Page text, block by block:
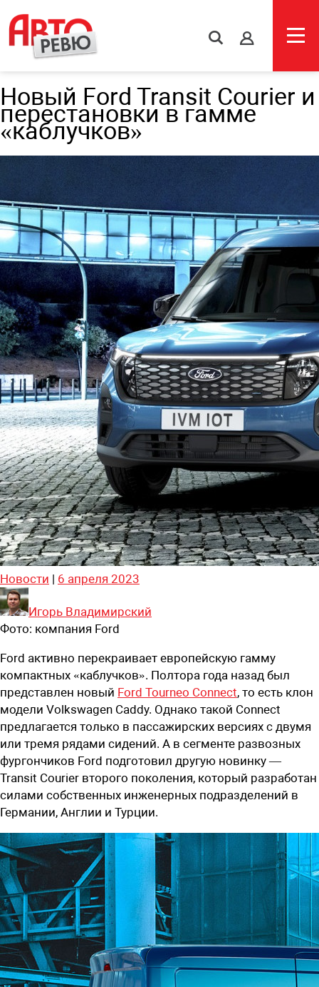
s
Новый Ford Transit Courier и
перестановки в гамме
«каблучков»
Новости | 6 апреля 2023
Игорь Владимирский
Фото: компания Ford
Ford активно перекраивает европейскую гамму
компактных «каблучков». Полтора года назад был
представлен новый Ford Tourneo Connect, то есть клон
модели Volkswagen Caddy. Однако такой Connect
предлагается только в пассажирских версиях с двумя
или тремя рядами сидений. А в сегменте развозных
фургончиков Ford подготовил другую новинку —
Transit Courier второго поколения, который разработан
силами собственных инженерных подразделений в
Германии, Англии и Турции.